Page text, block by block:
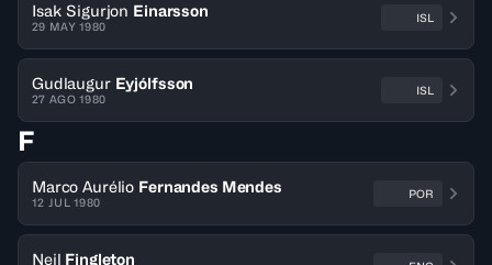
Isak Sigurjon Einarsson
29 MAY 1980
ISL
Gudlaugur Eyjólfsson
27 AGO 1980
ISL
F
Marco Aurélio Fernandes Mendes
12 JUL 1980
POR
Neil Fingleton